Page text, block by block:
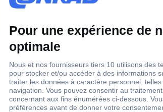
Analyseur PV